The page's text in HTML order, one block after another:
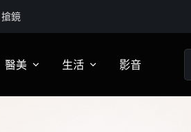
鏡
醫美 生活 影音